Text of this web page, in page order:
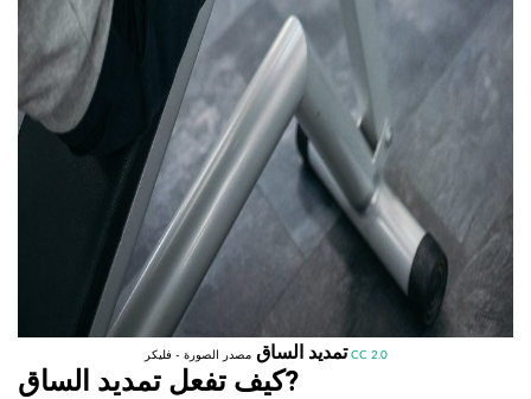
تمديد الساقمصدر الصورة - فليكر CC 2.0
كيف تفعل تمديد الساق ?